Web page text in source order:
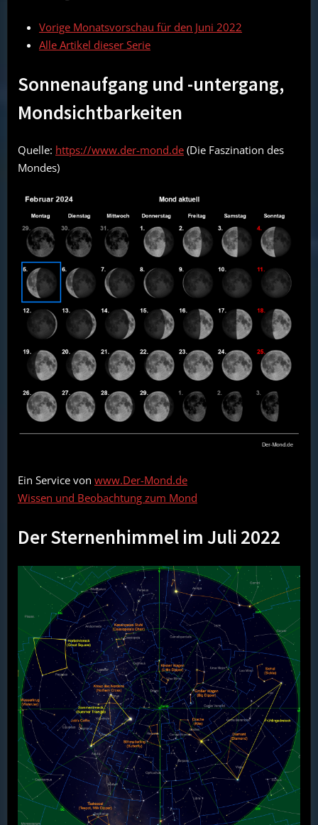
Vorige Monatsvorschau für den Juni 2022
Alle Artikel dieser Serie
Sonnenaufgang und -untergang,
Mondsichtbarkeiten
Quelle: https://www.der-mond.de (Die Faszination des
Mondes)
Ein Service von www.Der-Mond.de
Wissen und Beobachtung zum Mond
Der Sternenhimmel im Juli 2022